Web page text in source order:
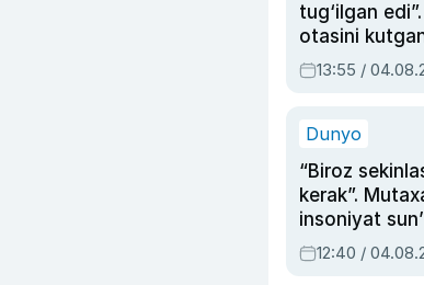
tug‘ilgan
otasini
dublyaj ustasi
Ahmedovaning
13:55 /
Dunyo
“Biroz
kerak”.
insoniyat
intellektni
olmay
12:40 /